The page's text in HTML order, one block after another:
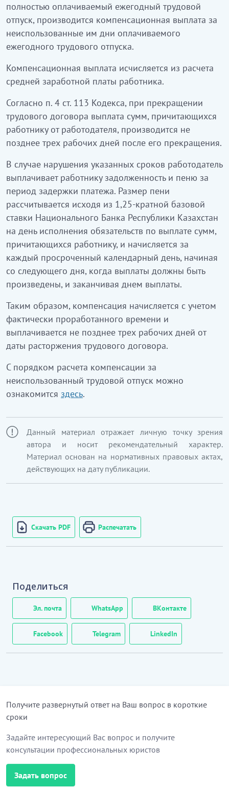
полностью оплачиваемый ежегодный трудовой
отпуск, производится компенсационная выплата за
неиспользованные им дни оплачиваемого
ежегодного трудового отпуска.
Компенсационная выплата исчисляется из расчета
средней заработной платы работника.
Согласно п. 4 ст. 113 Кодекса, при прекращении
трудового договора выплата сумм, причитающихся
работнику от работодателя, производится не
позднее трех рабочих дней после его прекращения.
В случае нарушения указанных сроков работодатель
выплачивает работнику задолженность и пеню за
период задержки платежа. Размер пени
рассчитывается исходя из 1,25-кратной базовой
ставки Национального Банка Республики Казахстан
на день исполнения обязательств по выплате сумм,
причитающихся работнику, и начисляется за
каждый просроченный календарный день, начиная
со следующего дня, когда выплаты должны быть
произведены, и заканчивая днем выплаты.
Таким образом, компенсация начисляется с учетом
фактически проработанного времени и
выплачивается не позднее трех рабочих дней от
даты расторжения трудового договора.
С порядком расчета компенсации за
неиспользованный трудовой отпуск можно
ознакомится здесь.
Данный материал отражает личную точку зрения
автора и носит рекомендательный характер.
Материал основан на нормативных правовых актах,
действующих на дату публикации.
Скачать PDF Распечатать
Поделиться
Эл. почта WhatsApp ВКонтакте
Facebook Telegram LinkedIn
Получите развернутый ответ на Ваш вопрос в короткие
сроки
Задайте интересующий Вас вопрос и получите
консультации профессиональных юристов
Задать вопрос